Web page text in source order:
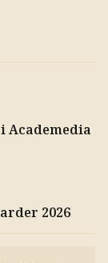
Academedia
2026